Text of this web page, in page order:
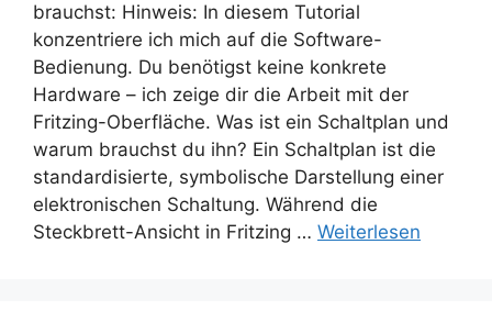
brauchst: Hinweis: In diesem Tutorial
konzentriere ich mich auf die Software-
Bedienung. Du benötigst keine konkrete
Hardware – ich zeige dir die Arbeit mit der
Fritzing-Oberfläche. Was ist ein Schaltplan und
warum brauchst du ihn? Ein Schaltplan ist die
standardisierte, symbolische Darstellung einer
elektronischen Schaltung. Während die
Steckbrett-Ansicht in Fritzing … Weiterlesen